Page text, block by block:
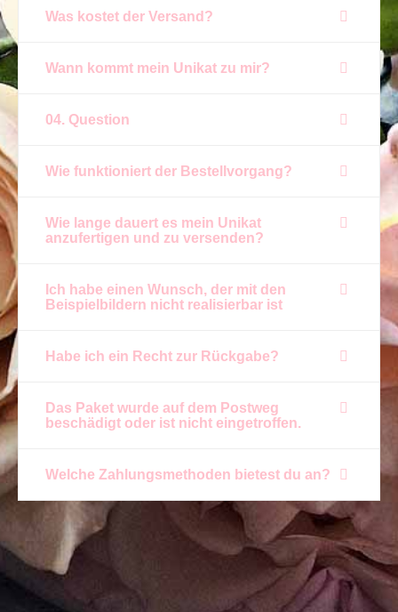
Was kostet der Versand?
Wann kommt mein Unikat zu mir?
04. Question
Wie funktioniert der Bestellvorgang?
Wie lange dauert es mein Unikat
anzufertigen und zu versenden?
Ich habe einen Wunsch, der mit den
Beispielbildern nicht realisierbar ist
Habe ich ein Recht zur Rückgabe?
Das Paket wurde auf dem Postweg
beschädigt oder ist nicht eingetroffen.
Welche Zahlungsmethoden bietest du an?